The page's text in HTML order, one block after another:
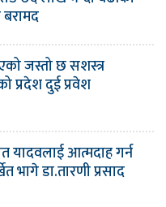
जस्तो छ सशस्त्र
प्रदेश दुई प्रवेश
यादवलाई आत्मदाह गर्न
भागे डा.तारणी प्रसाद